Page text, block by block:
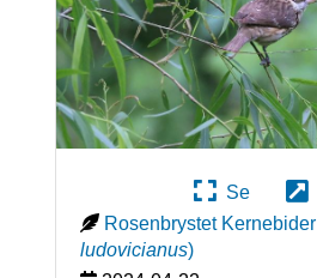
Se
Rosenbrystet Kernebider
ludovicianus)